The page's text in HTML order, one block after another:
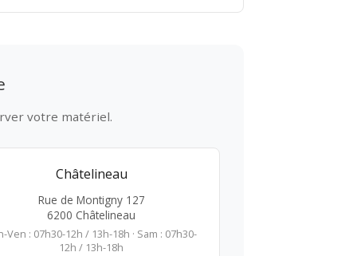
votre matériel.
Châtelineau
Rue de Montigny 127
6200 Châtelineau
Ven : 07h30-12h / 13h-18h · Sam : 07h30-
12h / 13h-18h